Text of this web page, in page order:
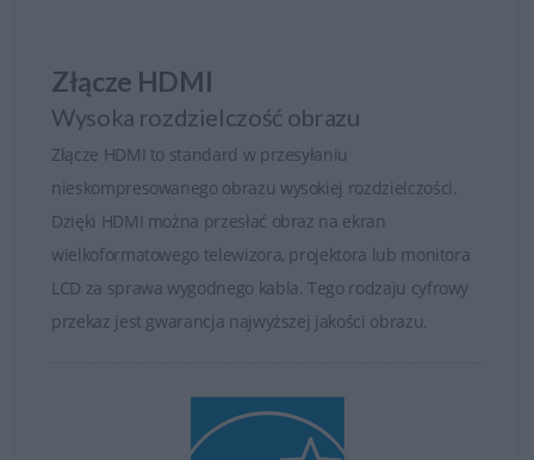
Złącze HDMI
Wysoka rozdzielczość obrazu
Złącze HDMI to standard w przesyłaniu
nieskompresowanego obrazu wysokiej rozdzielczości.
Dzięki HDMI można przesłać obraz na ekran
wielkoformatowego telewizora, projektora lub monitora
LCD za sprawa wygodnego kabla. Tego rodzaju cyfrowy
przekaz jest gwarancja najwyższej jakości obrazu.